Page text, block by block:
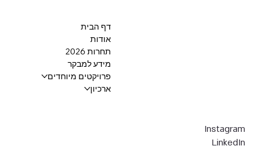
Instagram
LinkedIn
דף הבית
אודות
תחרות 2026
מידע למבקר
פרויקטים מיוחדים
ארכיון